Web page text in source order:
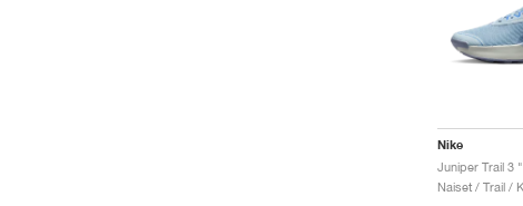
Nike
Naiset / Trail /